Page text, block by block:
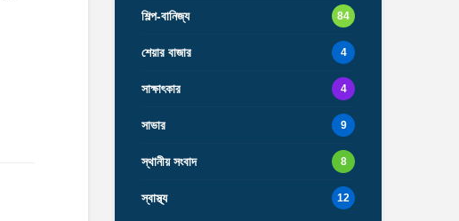
শিল্প-বানিজ্য 84
শেয়ার বাজার 4
সাক্ষাৎকার 4
সাভার 9
স্থানীয় সংবাদ 8
স্বাস্থ্য 12